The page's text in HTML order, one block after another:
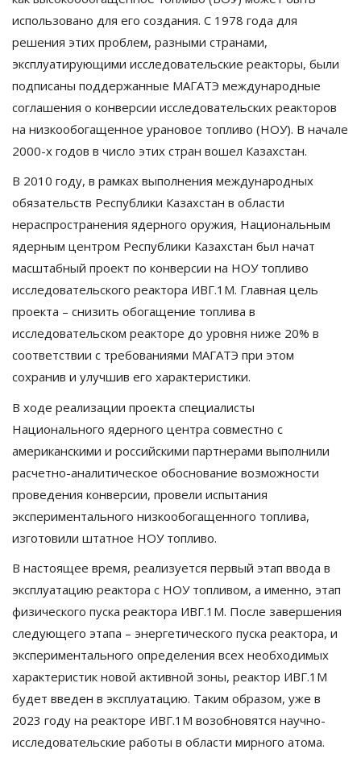
использовано для его создания. С 1978 года для
решения этих проблем, разными странами,
эксплуатирующими исследовательские реакторы, были
подписаны поддержанные МАГАТЭ международные
соглашения о конверсии исследовательских реакторов
на низкообогащенное урановое топливо (НОУ). В начале
2000-х годов в число этих стран вошел Казахстан.
В 2010 году, в рамках выполнения международных
обязательств Республики Казахстан в области
нераспространения ядерного оружия, Национальным
ядерным центром Республики Казахстан был начат
масштабный проект по конверсии на НОУ топливо
исследовательского реактора ИВГ.1М. Главная цель
проекта – снизить обогащение топлива в
исследовательском реакторе до уровня ниже 20% в
соответствии с требованиями МАГАТЭ при этом
сохранив и улучшив его характеристики.
В ходе реализации проекта специалисты
Национального ядерного центра совместно с
американскими и российскими партнерами выполнили
расчетно-аналитическое обоснование возможности
проведения конверсии, провели испытания
экспериментального низкообогащенного топлива,
изготовили штатное НОУ топливо.
В настоящее время, реализуется первый этап ввода в
эксплуатацию реактора с НОУ топливом, а именно, этап
физического пуска реактора ИВГ.1М. После завершения
следующего этапа – энергетического пуска реактора, и
экспериментального определения всех необходимых
характеристик новой активной зоны, реактор ИВГ.1М
будет введен в эксплуатацию. Таким образом, уже в
2023 году на реакторе ИВГ.1М возобновятся научно-
исследовательские работы в области мирного атома.